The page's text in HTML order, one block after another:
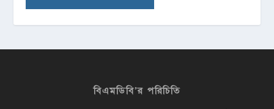
বিএমডিবি’র পরিচিতি